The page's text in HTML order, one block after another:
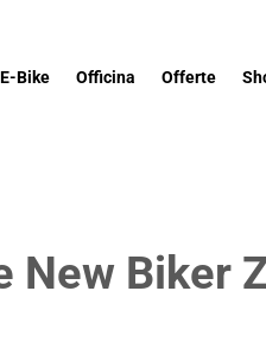
Bike Officina Offerte
New Biker